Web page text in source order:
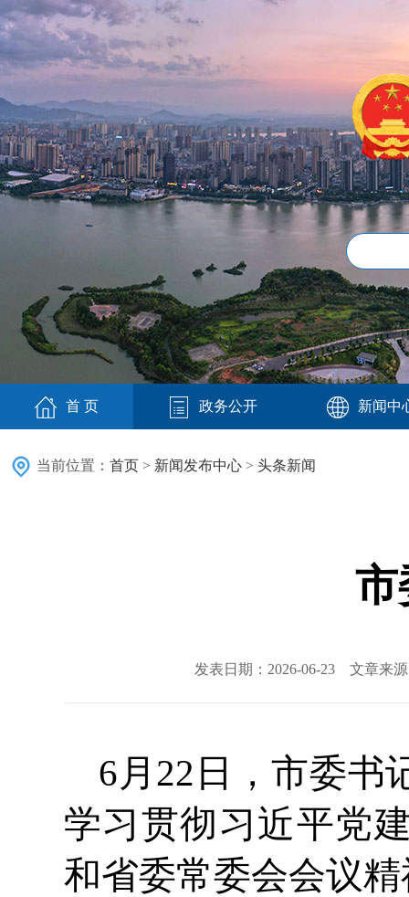
首 页 政务公开 新闻中
当前位置： 首页 > 新闻发布中心 > 头条新闻
市
发表日期：2026-06-23 文章来
6月22日，市委书
学习贯彻习近平党
和省委常委会会议